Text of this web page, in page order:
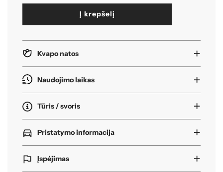
k
u
s
i
.
Į krepšelį
Kvapo natos
Naudojimo laikas
Tūris / svoris
Pristatymo informacija
Įspėjimas